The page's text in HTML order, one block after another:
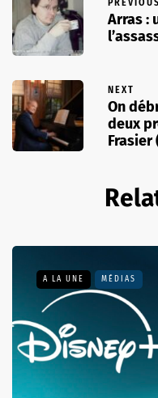
PREVIOUS
Arras :
NEXT
On
deux
Frasier
A LA UNE MÉDIAS